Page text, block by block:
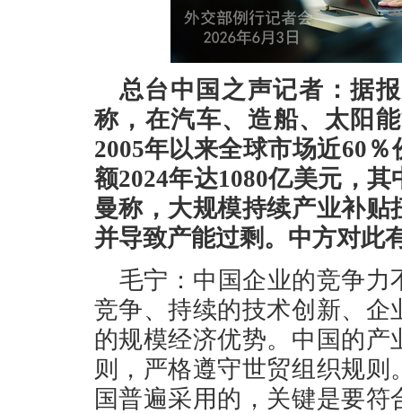
总台中国之声记者：据
称，在汽车、造船、太阳
2005年以来全球市场近60
额2024年达1080亿美元，
曼称，大规模持续产业补
并导致产能过剩。中方对此
毛宁：中国企业的竞争
竞争、持续的技术创新、
的规模经济优势。中国的
则，严格遵守世贸组织规
国普遍采用的，关键是要